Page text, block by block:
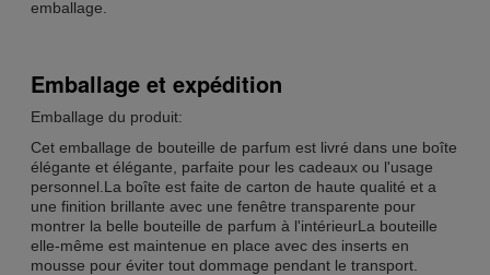
emballage.
Emballage et expédition
Emballage du produit:
Cet emballage de bouteille de parfum est livré dans une boîte
élégante et élégante, parfaite pour les cadeaux ou l'usage
personnel.La boîte est faite de carton de haute qualité et a
une finition brillante avec une fenêtre transparente pour
montrer la belle bouteille de parfum à l'intérieurLa bouteille
elle-même est maintenue en place avec des inserts en
mousse pour éviter tout dommage pendant le transport.